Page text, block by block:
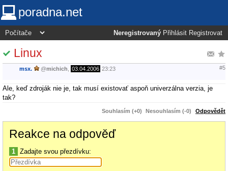
poradna.net
Neregistrovaný Přihlásit Registrovat
Linux
msx. @michich 03.04.2006 23:23 #5
Ale, keď zdroják nie je, tak musí existovať aspoň univerzálna verzia, je
tak?
Souhlasím (+0) Nesouhlasím (-0) Odpovědět
Reakce na odpověď
1 Zadajte svou přezdívku: